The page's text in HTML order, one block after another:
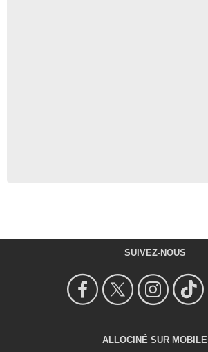
SUIVEZ-NOUS
ALLOCINÉ SUR MOBILE